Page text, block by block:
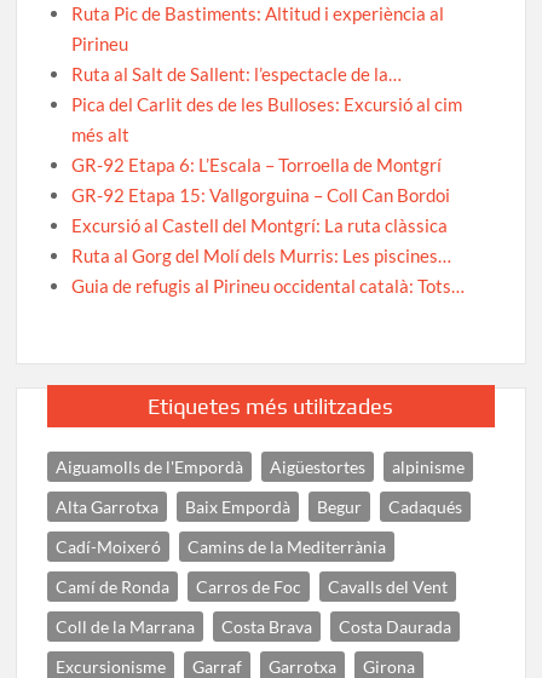
Ruta Pic de Bastiments: Altitud i experiència al
Pirineu
Ruta al Salt de Sallent: l’espectacle de la…
Pica del Carlit des de les Bulloses: Excursió al cim
més alt
GR-92 Etapa 6: L’Escala – Torroella de Montgrí
GR-92 Etapa 15: Vallgorguina – Coll Can Bordoi
Excursió al Castell del Montgrí: La ruta clàssica
Ruta al Gorg del Molí dels Murris: Les piscines…
Guia de refugis al Pirineu occidental català: Tots…
Etiquetes més utilitzades
Aiguamolls de l'Empordà Aigüestortes
alpinisme
Alta Garrotxa
Baix Empordà Begur
Cadaqués
Cadí-Moixeró
Camins de la Mediterrània
Camí de Ronda
Carros de Foc
Cavalls del Vent
Coll de la Marrana
Costa Brava
Costa Daurada
Excursionisme
Garraf Garrotxa
Girona